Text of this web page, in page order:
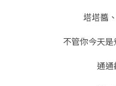
塔塔醬
不管你今天
通通